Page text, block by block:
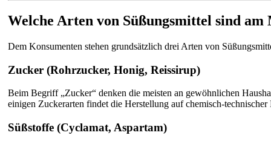
Welche Arten von Süßungsmittel sind
Dem Konsumenten stehen grundsätzlich drei Arten von
Zucker (Rohrzucker, Honig, Reissirup)
Beim Begriff „Zucker“ denken die meisten an gewöhnlichen
einigen Zuckerarten findet die Herstellung auf chemisch-
Süßstoffe (Cyclamat, Aspartam)